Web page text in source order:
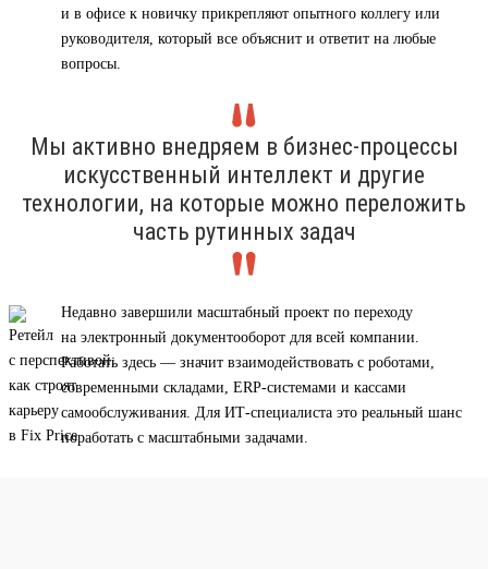
и в офисе к новичку прикрепляют опытного коллегу или
руководителя, который все объяснит и ответит на любые
вопросы.
Мы активно внедряем в бизнес-процессы
искусственный интеллект и другие
технологии, на которые можно переложить
часть рутинных задач
Недавно завершили масштабный проект по переходу
на электронный документооборот для всей компании.
Работать здесь — значит взаимодействовать с роботами,
современными складами, ERP-системами и кассами
самообслуживания. Для ИТ-специалиста это реальный шанс
поработать с масштабными задачами.